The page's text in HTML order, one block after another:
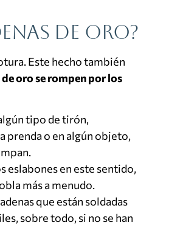
de oro?
Este hecho también
de oro se rompen por los
tipo de tirón,
prenda o en algún objeto,
eslabones en este sentido,
más a menudo.
que están soldadas
sobre todo, si no se han